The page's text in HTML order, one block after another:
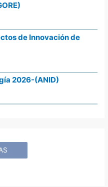
de Innovación de
2026-(ANID)